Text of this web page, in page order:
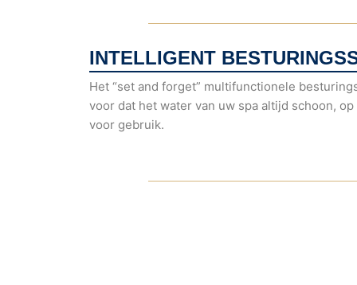
INTELLIGENT
Het “set and forget” multifunctionele
voor dat het water van uw spa altijd schoon,
voor gebruik.